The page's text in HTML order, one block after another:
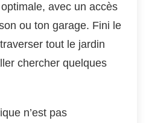
avec un accès
ou ton garage. Fini le
tout le jardin
chercher quelques
n’est pas